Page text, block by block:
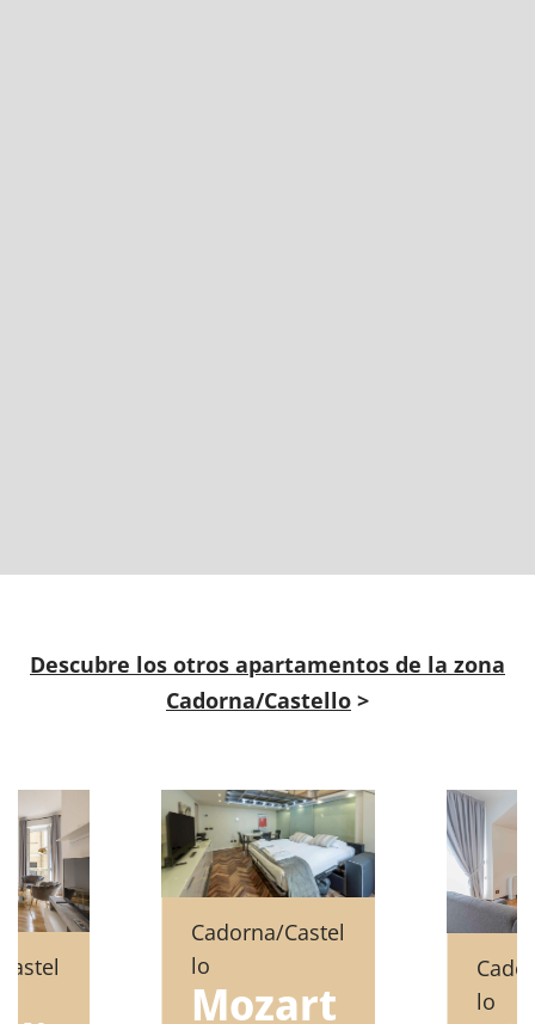
Descubre los otros apartamentos de la zona
Cadorna/Castello >
Cadorna/Castel
lo
Mozart
lo